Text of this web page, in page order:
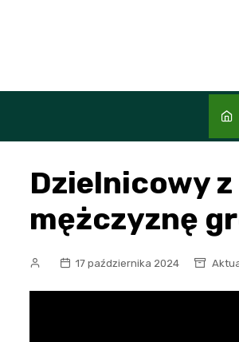
Dzielnicowy
mężczyznę
17 października 2024